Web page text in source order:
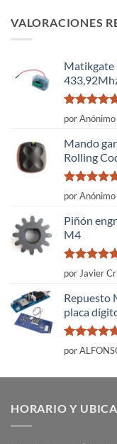
VALORACIONES
Matikgate
Valorado
con
por Anónimo
Mando
Rolling
Valorado
con
por Anónimo
Piñón
M4
Valorado
con
por Javier
Repuesto
placa
Valorado
con
por
HORARIO Y